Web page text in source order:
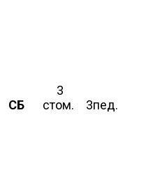
СБ
3
стом.
3пед.